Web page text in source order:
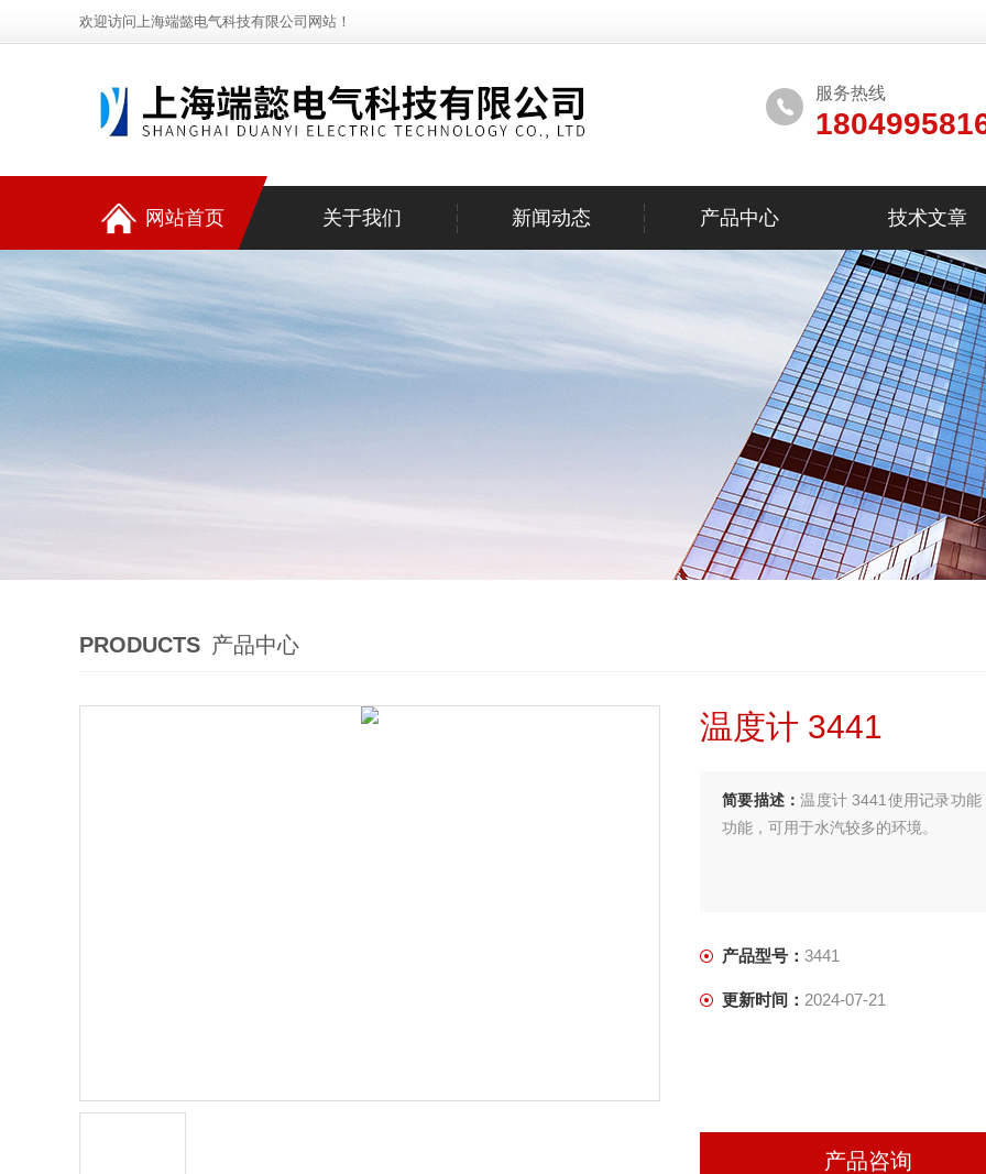
欢迎访问上海端懿电气科技有限公司网站！
服务热线
网站首页 关于我们 新闻动态 产品中心 技术文章
PRODUCTS 产品中心
温度计 3441
简要描述：温度计 3441使用记录功
功能，可用于水汽较多的环境。
产品型号： 3441
更新时间： 2024-07-21
产品咨询